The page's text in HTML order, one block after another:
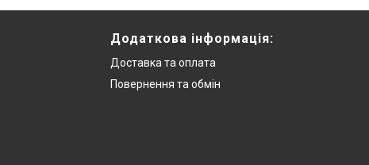
Додаткова інформацiя:
Доставка та оплата
Повернення та обмiн